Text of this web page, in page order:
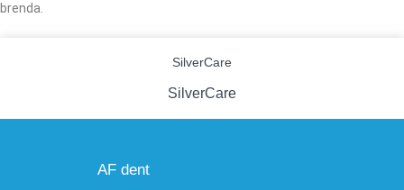
brenda.
SilverCare
SilverCare
AF dent